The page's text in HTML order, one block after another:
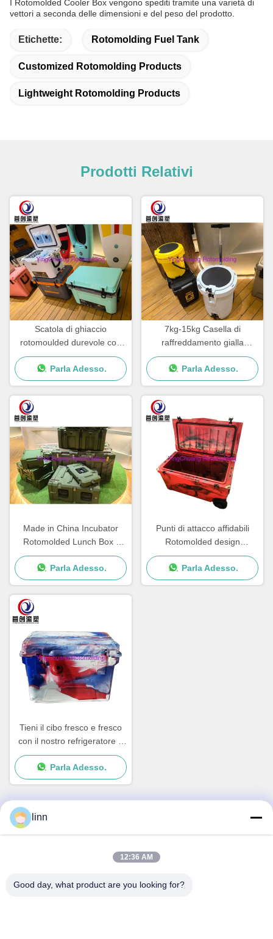
I Rotomolded Cooler Box vengono spediti tramite una varietà di
vettori a seconda delle dimensioni e del peso del prodotto.
Etichette: Rotomolding Fuel Tank
Customized Rotomolding Products
Lightweight Rotomolding Products
Prodotti Relativi
Scatola di ghiaccio
rotomoulded durevole con
resistenza agli urti 7kg-15kg
fatta in Cina
Parla Adesso.
7kg-15kg Casella di
raffreddamento gialla
rotomoldata con resistenza
agli UV
Parla Adesso.
Made in China Incubator
Rotomolded Lunch Box -
Punti di legame per un facile
trasporto
Parla Adesso.
Punti di attacco affidabili
Rotomolded design
personalizzato Cooler Box
con UV resistente
Parla Adesso.
Tieni il cibo fresco e fresco
con il nostro refrigeratore a
colori personalizzati
rotomolded
Parla Adesso.
Contatto rapido
No.30 Chuangye West Road, città di Chunjiang, distretto di
linn
12:36 AM
Good day, what product are you looking for?